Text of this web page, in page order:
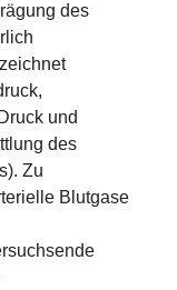
des
und
des
Zu
Blutgase